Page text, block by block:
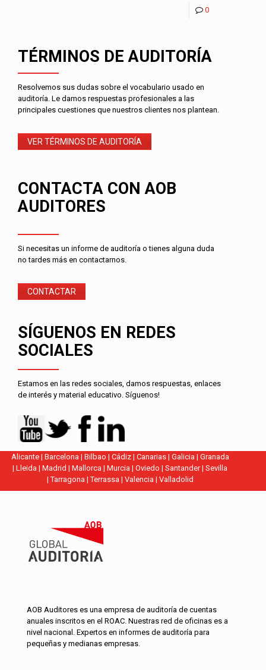
0
TÉRMINOS DE AUDITORÍA
Resolvemos sus dudas sobre el vocabulario usado en
auditoría. Le damos respuestas profesionales a las
principales cuestiones que nuestros clientes nos plantean.
VER TÉRMINOS DE AUDITORÍA
CONTACTA CON AOB
AUDITORES
Si necesitas un informe de auditoría o tienes alguna duda
no tardes más en contactarnos.
CONTACTAR
SÍGUENOS EN REDES
SOCIALES
Estamos en las redes sociales, damos respuestas, enlaces
de interés y material educativo. Síguenos!
Alicante| Barcelona | Bilbao | Cádiz| Canarias| Galicia | Granada
|Lleida |Madrid |Mallorca |Murcia |Oviedo |Santander|Sevilla
|Tarragona |Terrassa | Valencia | Valladolid
AOB Auditores es una empresa de auditoría de cuentas
anuales inscritos en el ROAC. Nuestras red de oficinas es a
nivel nacional. Expertos en informes de auditoría para
pequeñas y medianas empresas.